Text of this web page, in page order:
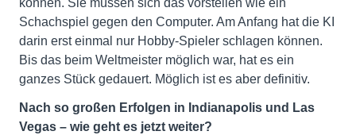
können. Sie müssen sich das vorstellen wie ein
Schachspiel gegen den Computer. Am Anfang hat die KI
darin erst einmal nur Hobby-Spieler schlagen können.
Bis das beim Weltmeister möglich war, hat es ein
ganzes Stück gedauert. Möglich ist es aber definitiv.
Nach so großen Erfolgen in Indianapolis und Las
Vegas – wie geht es jetzt weiter?